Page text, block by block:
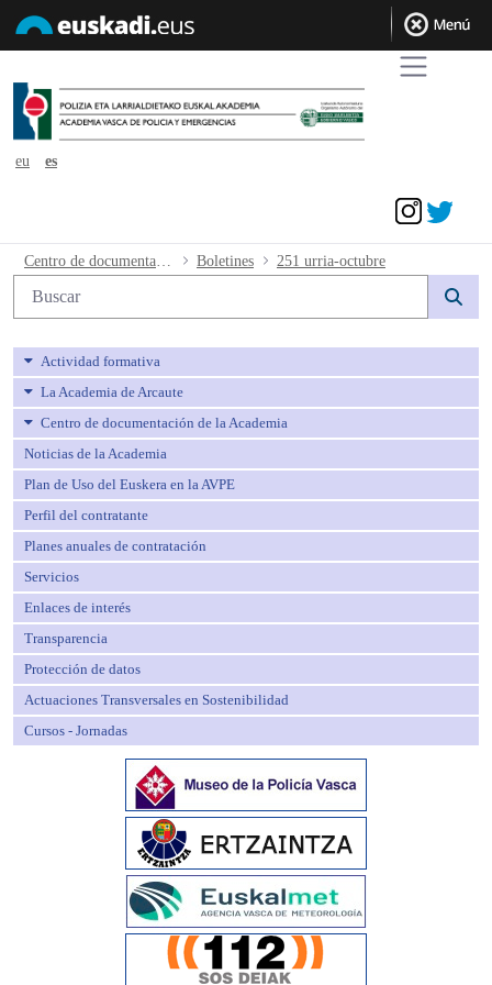
eu
es
251 urria-octubre - avpe
Boletines 251 urria-octubre
Búsqueda web
Actividad formativa
La Academia de Arcaute
Centro de documentación de la Academia
Noticias de la Academia
Plan de Uso del Euskera en la AVPE
Perfil del contratante
Planes anuales de contratación
Servicios
Enlaces de interés
Transparencia
Protección de datos
Actuaciones Transversales en Sostenibilidad
Cursos - Jornadas